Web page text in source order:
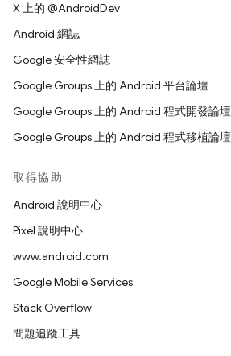
X 上的 @AndroidDev
Android 網誌
Google 安全性網誌
Google Groups 上的 Android 平台論壇
Google Groups 上的 Android 程式開發論壇
Google Groups 上的 Android 程式移植論壇
取得協助
Android 說明中心
Pixel 說明中心
www.android.com
Google Mobile Services
Stack Overflow
問題追蹤工具